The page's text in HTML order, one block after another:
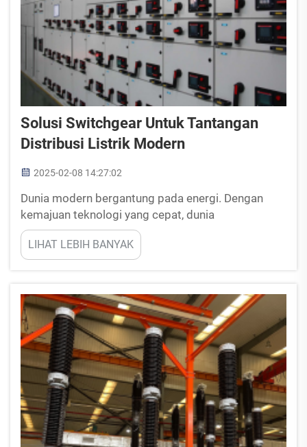
Solusi Switchgear Untuk Tantangan
Distribusi Listrik Modern
2025-02-08 14:27:02
Dunia modern bergantung pada energi. Dengan
kemajuan teknologi yang cepat, dunia
membutuhkan distribusi energi yang efektif dan
dapat diandalkan. Solusi switchgear telah menjadi
semakin penting saat mengatasi masalah
LIHAT LEBIH BANYAK